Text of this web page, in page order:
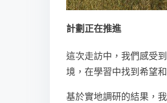
計劃正在推進
這次走訪中，我們感受
境，在學習中找到希望和
基於實地調研的結果，